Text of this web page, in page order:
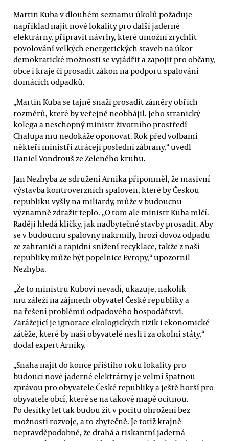
Martin Kuba v dlouhém seznamu úkolů požaduje
například najít nové lokality pro další jaderné
elektrárny, připravit návrhy, které umožní zrychlit
povolování velkých energetických staveb na úkor
demokratické možnosti se vyjádřit a zapojit pro občany,
obce i kraje či prosadit zákon na podporu spalování
domácích odpadků.
„Martin Kuba se tajně snaží prosadit záměry obřích
rozměrů, které by veřejně neobhájil. Jeho stranický
kolega a neschopný ministr životního prostředí
Chalupa mu nedokáže oponovat. Rok před volbami
někteří ministři ztrácejí poslední zábrany,“ uvedl
Daniel Vondrouš ze Zeleného kruhu.
Jan Nezhyba ze sdružení Arnika připomněl, že masivní
výstavba kontroverzních spaloven, které by Českou
republiku vyšly na miliardy, může v budoucnu
významně zdražit teplo. „O tom ale ministr Kuba mlčí.
Raději hledá kličky, jak nadbytečné stavby prosadit. Aby
se v budoucnu spalovny nakrmily, hrozí dovoz odpadu
ze zahraničí a rapidní snížení recyklace, takže z naší
republiky může být popelnice Evropy,“ upozornil
Nezhyba.
„Že to ministru Kubovi nevadí, ukazuje, nakolik
mu záleží na zájmech obyvatel České republiky a
na řešení problémů odpadového hospodářství.
Zarážející je ignorace ekologických rizik i ekonomické
zátěže, které by naši obyvatelé nesli i za okolní státy,“
dodal expert Arniky.
„Snaha najít do konce příštího roku lokality pro
budoucí nové jaderné elektrárny je velmi špatnou
zprávou pro obyvatele České republiky a ještě horší pro
obyvatele obcí, které se na takové mapě ocitnou.
Po desítky let tak budou žít v pocitu ohrožení bez
možnosti rozvoje, a to zbytečně. Je totiž krajně
nepravděpodobné, že drahá a riskantní jaderná